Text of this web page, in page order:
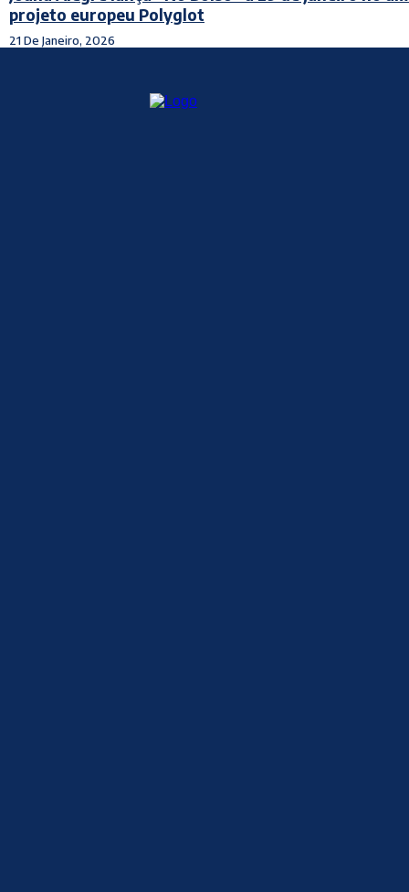
projeto europeu Polyglot
21 De Janeiro, 2026